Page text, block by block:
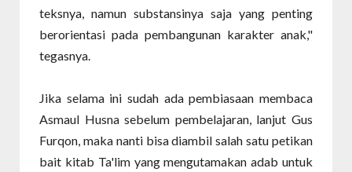
teksnya, namun substansinya saja yang penting
berorientasi pada pembangunan karakter anak,"
tegasnya.
Jika selama ini sudah ada pembiasaan membaca
Asmaul Husna sebelum pembelajaran, lanjut Gus
Furqon, maka nanti bisa diambil salah satu petikan
bait kitab Ta'lim yang mengutamakan adab untuk